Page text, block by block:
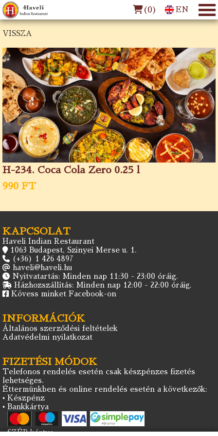
(0) EN
VISSZA
H-234. Coca Cola Zero 0.25 l
990 FT
KAPCSOLAT
Haveli Indian Restaurant
1063 Budapest, Szinyei Merse u. 1.
(+36) 1 426 4897
haveli@haveli.hu
Nyitvatartás: Minden nap 11:30 - 23:00 óráig.
Házhozszállítás: Minden nap 12:00 - 22:00 óráig.
Kövess minket Facebook-on
INFORMÁCIÓK
Általános szerződési feltételek
Adatvédelmi nyilatkozat
FIZETÉSI MÓDOK
Telefonos rendelés esetén csak készpénzes fizetés
lehetséges.
Éttermünkben és online rendelés esetén a következők:
• Készpénz
• Bankkártya
• SZÉP kártya